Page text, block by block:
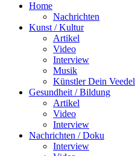
Home
Nachrichten
Kunst / Kultur
Artikel
Video
Interview
Musik
Künstler Dein Veedel
Gesundheit / Bildung
Artikel
Video
Interview
Nachrichten / Doku
Interview